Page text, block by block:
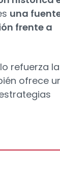
una
frente a
refuerza la
ofrece